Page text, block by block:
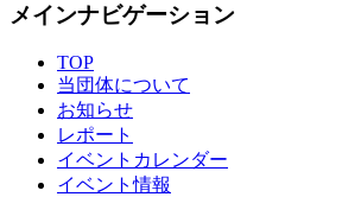
メインナビゲーション
TOP
当団体について
お知らせ
レポート
イベントカレンダー
イベント情報